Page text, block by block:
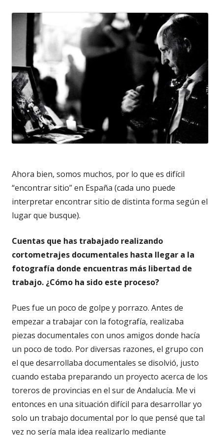
Ahora bien, somos muchos, por lo que es difícil
“encontrar sitio” en España (cada uno puede
interpretar encontrar sitio de distinta forma según el
lugar que busque).
Cuentas que has trabajado realizando
cortometrajes documentales hasta llegar a la
fotografía donde encuentras más libertad de
trabajo. ¿Cómo ha sido este proceso?
Pues fue un poco de golpe y porrazo. Antes de
empezar a trabajar con la fotografía, realizaba
piezas documentales con unos amigos donde hacía
un poco de todo. Por diversas razones, el grupo con
el que desarrollaba documentales se disolvió, justo
cuando estaba preparando un proyecto acerca de los
toreros de provincias en el sur de Andalucía. Me vi
entonces en una situación difícil para desarrollar yo
solo un trabajo documental por lo que pensé que tal
vez no sería mala idea realizarlo mediante